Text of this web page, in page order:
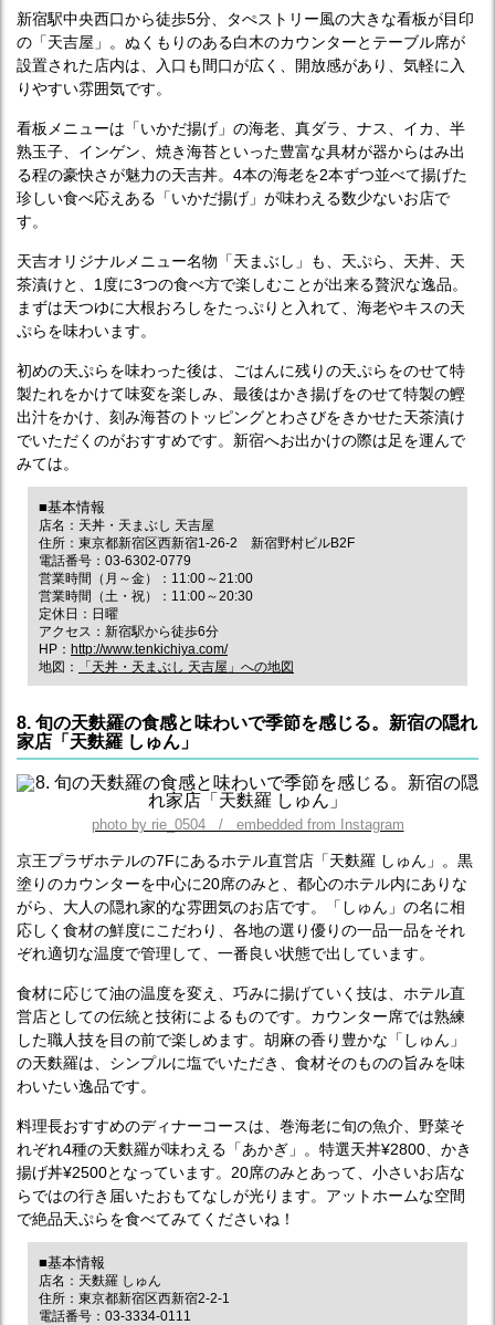
新宿駅中央西口から徒歩5分、タぺストリー風の大きな看板が目印
の「天吉屋」。ぬくもりのある白木のカウンターとテーブル席が
設置された店内は、入口も間口が広く、開放感があり、気軽に入
りやすい雰囲気です。
看板メニューは「いかだ揚げ」の海老、真ダラ、ナス、イカ、半
熟玉子、インゲン、焼き海苔といった豊富な具材が器からはみ出
る程の豪快さが魅力の天吉丼。4本の海老を2本ずつ並べて揚げた
珍しい食べ応えある「いかだ揚げ」が味わえる数少ないお店で
す。
天吉オリジナルメニュー名物「天まぶし」も、天ぷら、天丼、天
茶漬けと、1度に3つの食べ方で楽しむことが出来る贅沢な逸品。
まずは天つゆに大根おろしをたっぷりと入れて、海老やキスの天
ぷらを味わいます。
初めの天ぷらを味わった後は、ごはんに残りの天ぷらをのせて特
製たれをかけて味変を楽しみ、最後はかき揚げをのせて特製の鰹
出汁をかけ、刻み海苔のトッピングとわさびをきかせた天茶漬け
でいただくのがおすすめです。新宿へお出かけの際は足を運んで
みては。
■基本情報
店名：天丼・天まぶし 天吉屋
住所：東京都新宿区西新宿1-26-2 新宿野村ビルB2F
電話番号：03-6302-0779
営業時間（月～金）：11:00～21:00
営業時間（土・祝）：11:00～20:30
定休日：日曜
アクセス：新宿駅から徒歩6分
HP： http://www.tenkichiya.com/
地図：
「天丼・天まぶし 天吉屋」への地図
8. 旬の天麩羅の食感と味わいで季節を感じる。新宿の隠れ
家店「天麩羅 しゅん」
photo by rie_0504 / embedded from Instagram
京王プラザホテルの7Fにあるホテル直営店「天麩羅 しゅん」。黒
塗りのカウンターを中心に20席のみと、都心のホテル内にありな
がら、大人の隠れ家的な雰囲気のお店です。「しゅん」の名に相
応しく食材の鮮度にこだわり、各地の選り優りの一品一品をそれ
ぞれ適切な温度で管理して、一番良い状態で出しています。
食材に応じて油の温度を変え、巧みに揚げていく技は、ホテル直
営店としての伝統と技術によるものです。カウンター席では熟練
した職人技を目の前で楽しめます。胡麻の香り豊かな「しゅん」
の天麩羅は、シンプルに塩でいただき、食材そのものの旨みを味
わいたい逸品です。
料理長おすすめのディナーコースは、巻海老に旬の魚介、野菜そ
れぞれ4種の天麩羅が味わえる「あかぎ」。特選天丼¥2800、かき
揚げ丼¥2500となっています。20席のみとあって、小さいお店な
らではの行き届いたおもてなしが光ります。アットホームな空間
で絶品天ぷらを食べてみてくださいね！
■基本情報
店名：天麩羅 しゅん
住所：東京都新宿区西新宿2-2-1
電話番号：03-3334-0111